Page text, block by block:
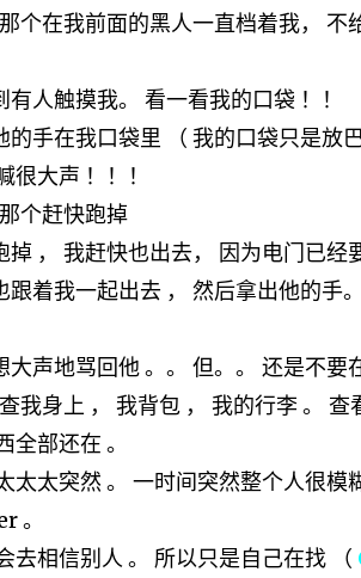
个在我前面的黑人一直档着我，
人触摸我。 看一看我的口袋 ！！
手在我口袋里 （ 我的口袋只是放
很大声 ！！！
个赶快跑掉
掉 ， 我赶快也出去， 因为电门已经
跟着我一起出去 ， 然后拿出他的手
声地骂回他 。。 但。。 还是不要
我身上 ， 我背包 ， 我的行李 。
全部还在 。
太太突然 。 一时间突然整个人很
。
去相信别人 。 所以只是自己在找 （